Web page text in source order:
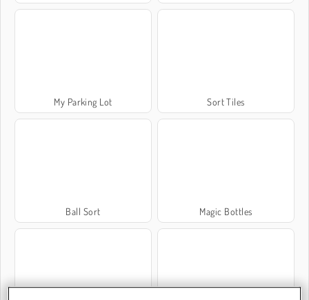
My Parking Lot Sort Tiles
Ball Sort Magic Bottles